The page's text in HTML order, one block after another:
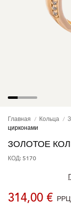
Главная Кольца
цирконами
ЗОЛОТОЕ
КОД: 5170
314,00 €